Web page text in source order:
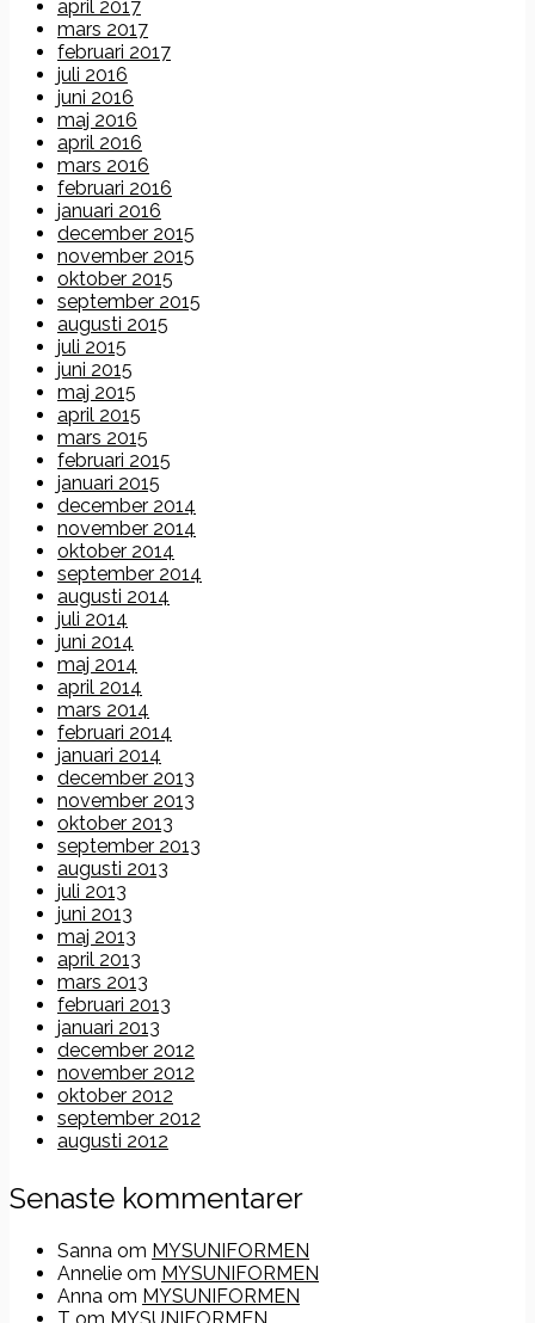
april 2017
mars 2017
februari 2017
juli 2016
juni 2016
maj 2016
april 2016
mars 2016
februari 2016
januari 2016
december 2015
november 2015
oktober 2015
september 2015
augusti 2015
juli 2015
juni 2015
maj 2015
april 2015
mars 2015
februari 2015
januari 2015
december 2014
november 2014
oktober 2014
september 2014
augusti 2014
juli 2014
juni 2014
maj 2014
april 2014
mars 2014
februari 2014
januari 2014
december 2013
november 2013
oktober 2013
september 2013
augusti 2013
juli 2013
juni 2013
maj 2013
april 2013
mars 2013
februari 2013
januari 2013
december 2012
november 2012
oktober 2012
september 2012
augusti 2012
Senaste kommentarer
Sanna om MYSUNIFORMEN
Annelie om MYSUNIFORMEN
Anna om MYSUNIFORMEN